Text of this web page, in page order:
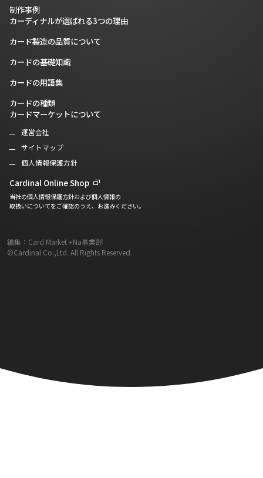
制作事例
カーディナルが選ばれる3つの理由
カード製造の品質について
カードの基礎知識
カードの用語集
カードの種類
カードマーケットについて
運営会社
サイトマップ
個人情報保護方針
Cardinal Online Shop
当社の個人情報保護方針および個人情報の
取扱いについてをご確認のうえ、お進みください。
編集：Card Market +Na事業部
©Cardinal Co.,Ltd. All Rights Reserved.